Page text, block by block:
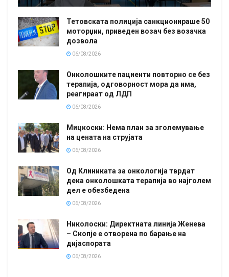
Тетовската полиција санкционираше 50
моторџии, приведен возач без возачка
дозвола
06/08/2026
Онколошките пациенти повторно се без
терапија, одговорност мора да има,
реагираат од ЛДП
06/08/2026
Мицкоски: Нема план за зголемување
на цената на струјата
06/08/2026
Од Клиниката за онкологија тврдат
дека онколошката терапија во најголем
дел е обезбедена
06/08/2026
Николоски: Директната линија Женева
– Скопје е отворена по барање на
дијаспората
06/08/2026